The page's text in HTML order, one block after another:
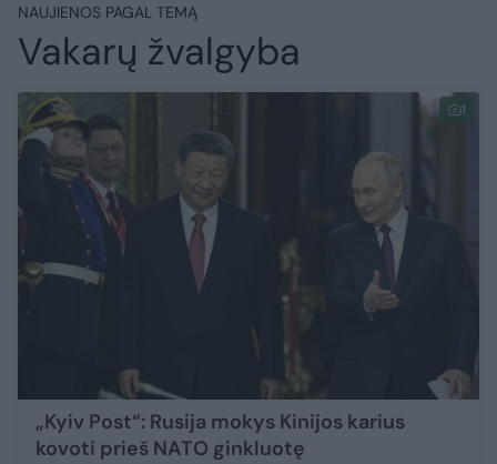
NAUJIENOS PAGAL TEMĄ
Vakarų žvalgyba
1
„Kyiv Post“: Rusija mokys Kinijos karius
kovoti prieš NATO ginkluotę